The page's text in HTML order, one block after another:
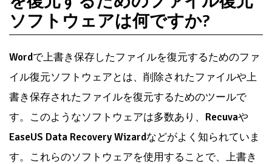
ソフトウェアは何ですか?
Wordで上書き保存したファイルを復元するためのファ
イル復元ソフトウェアとは、削除されたファイルや上
書き保存されたファイルを復元するためのツールで
す。このようなソフトウェアは多数あり、 Recuvaや
EaseUS Data Recovery Wizardなどがよく知られていま
す。これらのソフトウェアを使用することで、上書き